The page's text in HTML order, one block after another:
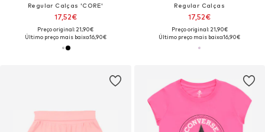
Regular Calças 'CORE'
17,52€
Preço original: 21,90€
Último preço mais baixo:16,90€
Regular Calças
17,52€
Preço original: 21,90€
Último preço mais baixo:16,90€